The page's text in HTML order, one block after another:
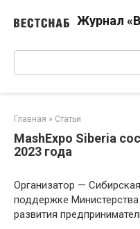
Журнал
Главная » Статьи
MashExpo Siberia
2023 года
Организатор —
поддержке
развития